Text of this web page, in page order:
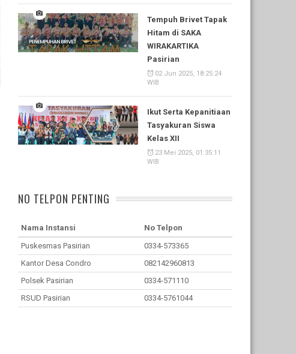
Tempuh Brivet Tapak
Hitam di SAKA
WIRAKARTIKA
Pasirian
02 Jun 2025, 18:25:24
WIB
Ikut Serta Kepanitiaan
Tasyakuran Siswa
Kelas XII
23 Mei 2025, 01:35:11
WIB
NO TELPON PENTING
Nama Instansi
No Telpon
Puskesmas Pasirian
0334-573365
Kantor Desa Condro
082142960813
Polsek Pasirian
0334-571110
RSUD Pasirian
0334-5761044